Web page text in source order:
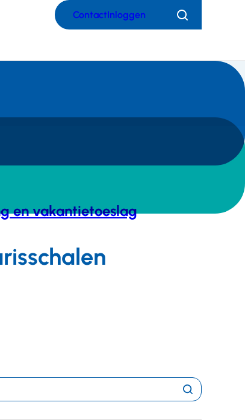
ContactInloggen Zoeken
en vakantietoeslag
Zoeken